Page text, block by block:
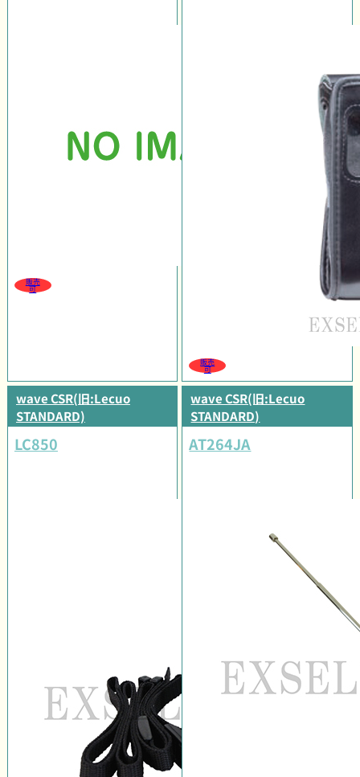
販売
可
販売
可
wave CSR(旧:Lecuo
STANDARD)
LC850
wave CSR(旧:Lecuo
STANDARD)
AT264JA